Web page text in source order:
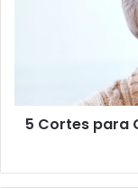
5 Cortes para